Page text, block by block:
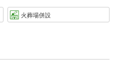
火葬場併設